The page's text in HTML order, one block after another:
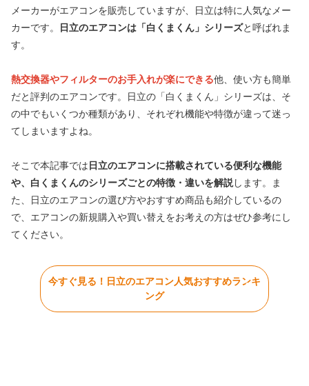
メーカーがエアコンを販売していますが、日立は特に人気なメー
カーです。
日立のエアコンは「白くまくん」シリーズと呼ばれま
す。
熱交換器やフィルターのお手入れが楽にできる他、使い方も簡単
だと評判のエアコンです。日立の「白くまくん」シリーズは、そ
の中でもいくつか種類があり、それぞれ機能や特徴が違って迷っ
てしまいますよね。
そこで本記事では 日立のエアコンに搭載されている便利な機能
や、白くまくんのシリーズごとの特徴・違いを解説します。ま
た、日立のエアコンの選び方やおすすめ商品も紹介しているの
で、エアコンの新規購入や買い替えをお考えの方はぜひ参考にし
てください。
今すぐ見る！日立のエアコン人気おすすめランキ
ング